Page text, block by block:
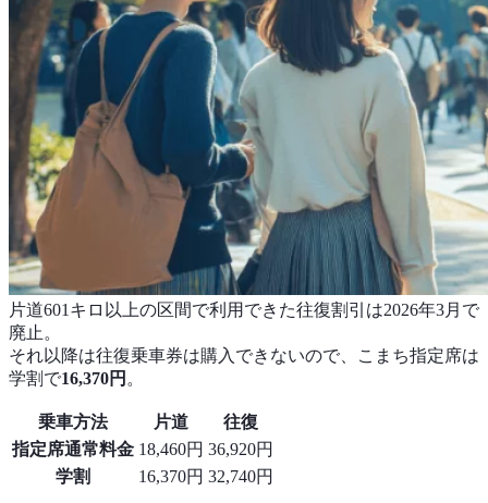
片道601キロ以上の区間で利用できた往復割引は2026年3月で
廃止。
それ以降は往復乗車券は購入できないので、こまち指定席は
学割で16,370円 。
乗車方法 片道
往復
指定席通常料金 18,460円 36,920円
学割
16,370円 32,740円